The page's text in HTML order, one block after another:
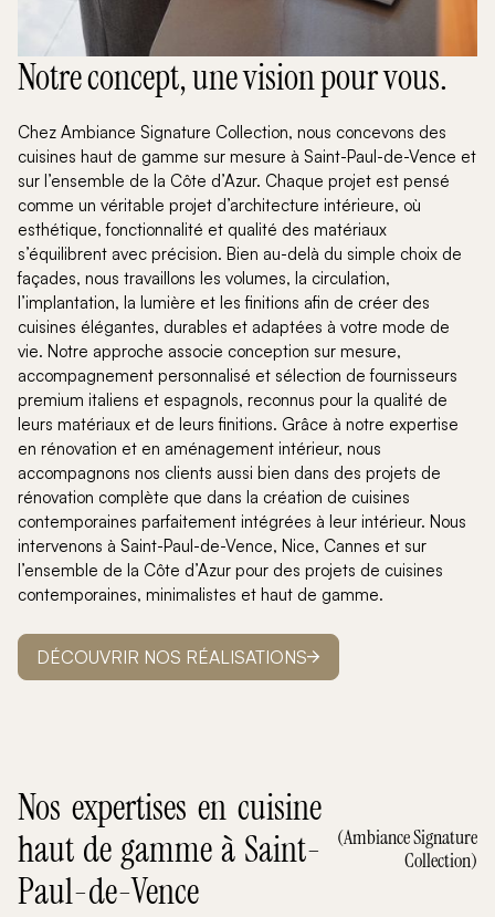
Notre concept, une vision pour vous.
Chez Ambiance Signature Collection, nous concevons des
cuisines haut de gamme sur mesure à Saint-Paul-de-Vence et
sur l’ensemble de la Côte d’Azur. Chaque projet est pensé
comme un véritable projet d’architecture intérieure, où
esthétique, fonctionnalité et qualité des matériaux
s’équilibrent avec précision. Bien au-delà du simple choix de
façades, nous travaillons les volumes, la circulation,
l’implantation, la lumière et les finitions afin de créer des
cuisines élégantes, durables et adaptées à votre mode de
vie. Notre approche associe conception sur mesure,
accompagnement personnalisé et sélection de fournisseurs
premium italiens et espagnols, reconnus pour la qualité de
leurs matériaux et de leurs finitions. Grâce à notre expertise
en rénovation et en aménagement intérieur, nous
accompagnons nos clients aussi bien dans des projets de
rénovation complète que dans la création de cuisines
contemporaines parfaitement intégrées à leur intérieur. Nous
intervenons à Saint-Paul-de-Vence, Nice, Cannes et sur
l’ensemble de la Côte d’Azur pour des projets de cuisines
contemporaines, minimalistes et haut de gamme.
DÉCOUVRIR NOS RÉALISATIONS
Nos expertises en cuisine
haut de gamme à Saint-
Paul-de-Vence
(Ambiance Signature
Collection)